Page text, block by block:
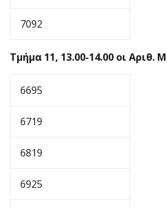
7092
Τμήμα 11, 13.00-14.00 οι Αριθ.
6695
6719
6819
6925